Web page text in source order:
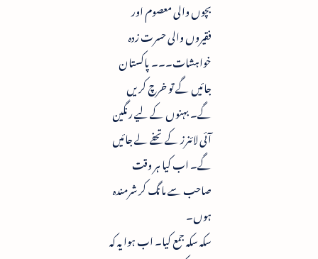
بچوں والی معصوم اور
فقیروں والی حسرت زدہ
خواہشات۔۔۔ پاکستان
جائیں گے تو خرچ کریں
گے۔ بہنوں کے لیے رنگین
آئی لائنرز کے تحفے لے جائیں
گے۔ اب کیا ہر وقت
صاحب سے مانگ کر شرمندہ
ہوں۔
سکہ سکہ جمع کیا۔ اب ہوا یہ کہ